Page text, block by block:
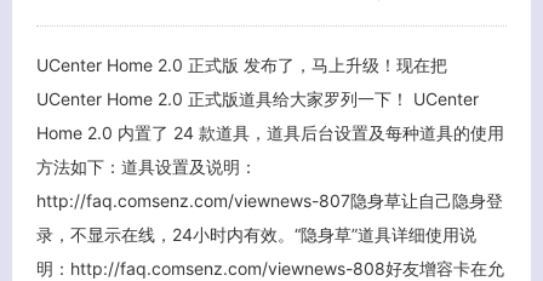
UCenter Home 2.0 正式版 发布了，马上升级！现在把
UCenter Home 2.0 正式版道具给大家罗列一下！ UCenter
Home 2.0 内置了 24 款道具，道具后台设置及每种道具的使用
方法如下：道具设置及说明：
http://faq.comsenz.com/viewnews-807隐身草让自己隐身登
录，不显示在线，24小时内有效。“隐身草”道具详细使用说
明：http://faq.comsenz.com/viewnews-808好友增容卡在允